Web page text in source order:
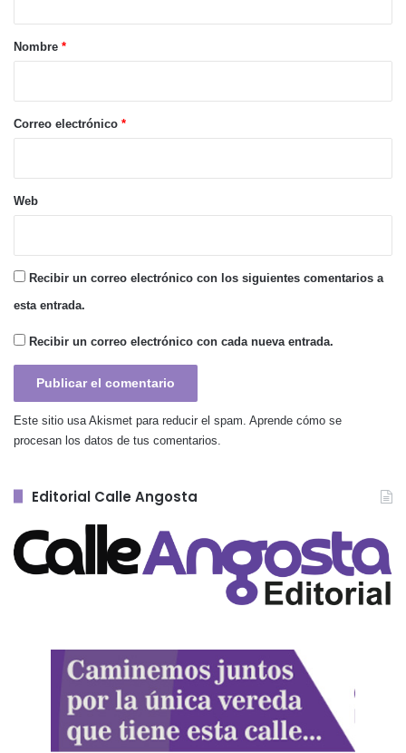
r
*
Nombre *
Correo electrónico *
Web
Recibir un correo electrónico con los siguientes comentarios a
esta entrada.
Recibir un correo electrónico con cada nueva entrada.
Este sitio usa Akismet para reducir el spam. Aprende cómo se
procesan los datos de tus comentarios.
Editorial Calle Angosta